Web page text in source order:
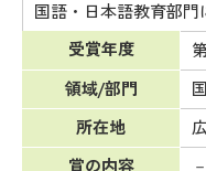
国語・日本語教育部門
受賞年度
領域/部門
所在地
賞の内容
－